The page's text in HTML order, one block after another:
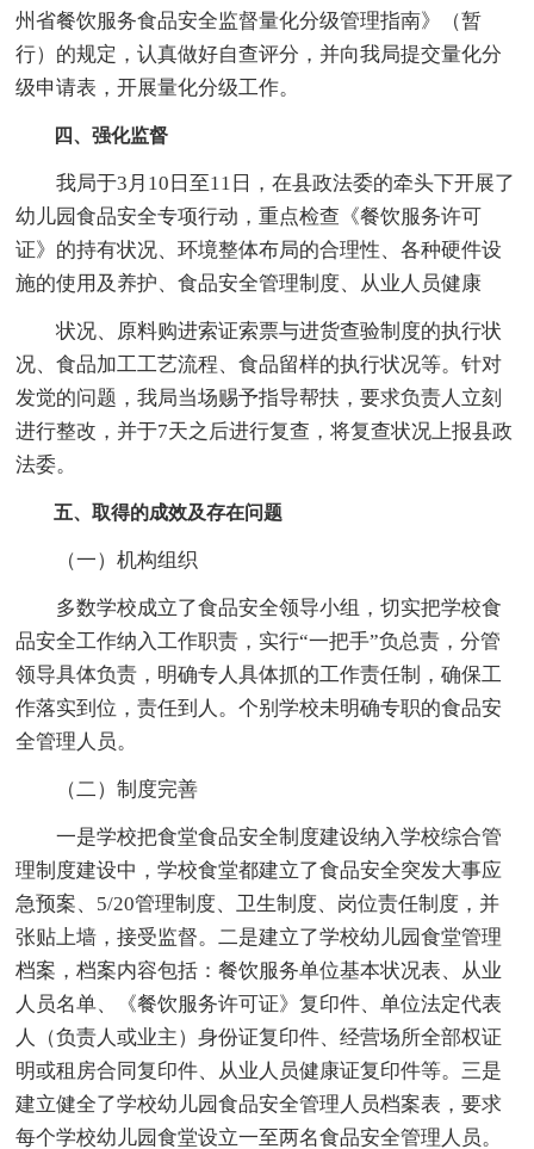
州省餐饮服务食品安全监督量化分级管理指南》（暂
行）的规定，认真做好自查评分，并向我局提交量化分
级申请表，开展量化分级工作。
四、强化监督
我局于3月10日至11日，在县政法委的牵头下开展了
幼儿园食品安全专项行动，重点检查《餐饮服务许可
证》的持有状况、环境整体布局的合理性、各种硬件设
施的使用及养护、食品安全管理制度、从业人员健康
状况、原料购进索证索票与进货查验制度的执行状
况、食品加工工艺流程、食品留样的执行状况等。针对
发觉的问题，我局当场赐予指导帮扶，要求负责人立刻
进行整改，并于7天之后进行复查，将复查状况上报县政
法委。
五、取得的成效及存在问题
（一）机构组织
多数学校成立了食品安全领导小组，切实把学校食
品安全工作纳入工作职责，实行“一把手”负总责，分管
领导具体负责，明确专人具体抓的工作责任制，确保工
作落实到位，责任到人。个别学校未明确专职的食品安
全管理人员。
（二）制度完善
一是学校把食堂食品安全制度建设纳入学校综合管
理制度建设中，学校食堂都建立了食品安全突发大事应
急预案、5/20管理制度、卫生制度、岗位责任制度，并
张贴上墙，接受监督。二是建立了学校幼儿园食堂管理
档案，档案内容包括：餐饮服务单位基本状况表、从业
人员名单、《餐饮服务许可证》复印件、单位法定代表
人（负责人或业主）身份证复印件、经营场所全部权证
明或租房合同复印件、从业人员健康证复印件等。三是
建立健全了学校幼儿园食品安全管理人员档案表，要求
每个学校幼儿园食堂设立一至两名食品安全管理人员。